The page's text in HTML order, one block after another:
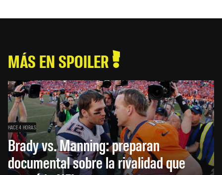
MÁS EN SPOILER
HACE 4 HORAS
Brady vs. Manning: preparan
documental sobre la rivalidad que